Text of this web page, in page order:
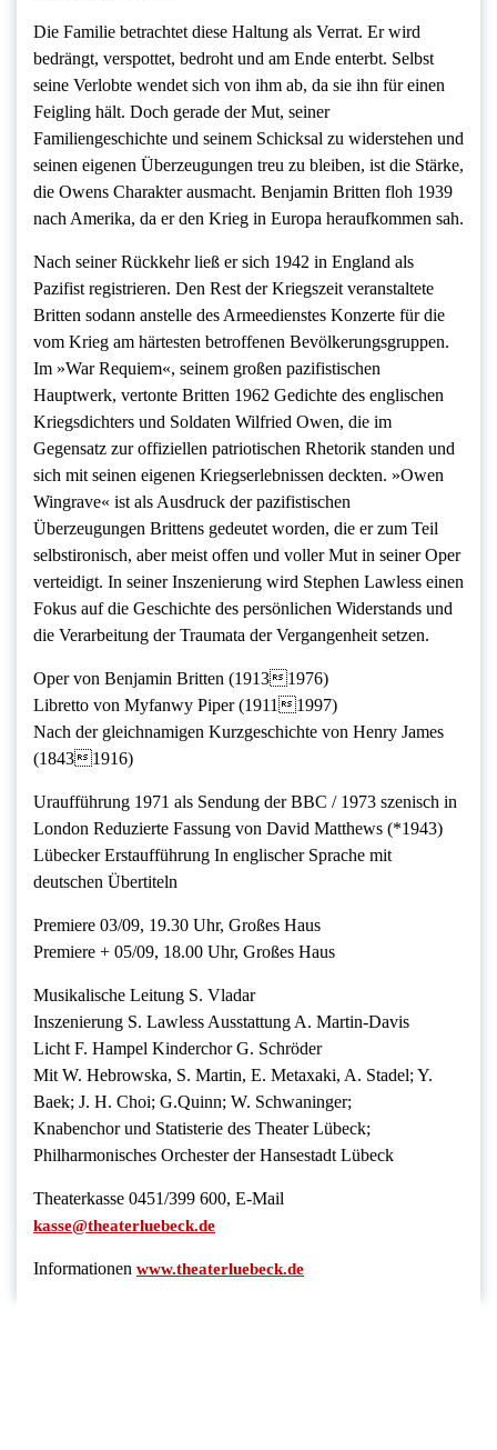
Die Familie betrachtet diese Haltung als Verrat. Er wird
bedrängt, verspottet, bedroht und am Ende enterbt. Selbst
seine Verlobte wendet sich von ihm ab, da sie ihn für einen
Feigling hält. Doch gerade der Mut, seiner
Familiengeschichte und seinem Schicksal zu widerstehen und
seinen eigenen Überzeugungen treu zu bleiben, ist die Stärke,
die Owens Charakter ausmacht. Benjamin Britten floh 1939
nach Amerika, da er den Krieg in Europa heraufkommen sah.
Nach seiner Rückkehr ließ er sich 1942 in England als
Pazifist registrieren. Den Rest der Kriegszeit veranstaltete
Britten sodann anstelle des Armeedienstes Konzerte für die
vom Krieg am härtesten betroffenen Bevölkerungsgruppen.
Im »War Requiem«, seinem großen pazifistischen
Hauptwerk, vertonte Britten 1962 Gedichte des englischen
Kriegsdichters und Soldaten Wilfried Owen, die im
Gegensatz zur offiziellen patriotischen Rhetorik standen und
sich mit seinen eigenen Kriegserlebnissen deckten. »Owen
Wingrave« ist als Ausdruck der pazifistischen
Überzeugungen Brittens gedeutet worden, die er zum Teil
selbstironisch, aber meist offen und voller Mut in seiner Oper
verteidigt. In seiner Inszenierung wird Stephen Lawless einen
Fokus auf die Geschichte des persönlichen Widerstands und
die Verarbeitung der Traumata der Vergangenheit setzen.
Oper von Benjamin Britten (19131976)
Libretto von Myfanwy Piper (19111997)
Nach der gleichnamigen Kurzgeschichte von Henry James
(18431916)
Uraufführung 1971 als Sendung der BBC / 1973 szenisch in
London Reduzierte Fassung von David Matthews (*1943)
Lübecker Erstaufführung In englischer Sprache mit
deutschen Übertiteln
Premiere 03/09, 19.30 Uhr, Großes Haus
Premiere + 05/09, 18.00 Uhr, Großes Haus
Musikalische Leitung S. Vladar
Inszenierung S. Lawless Ausstattung A. Martin-Davis
Licht F. Hampel Kinderchor G. Schröder
Mit W. Hebrowska, S. Martin, E. Metaxaki, A. Stadel; Y.
Baek; J. H. Choi; G.Quinn; W. Schwaninger;
Knabenchor und Statisterie des Theater Lübeck;
Philharmonisches Orchester der Hansestadt Lübeck
Theaterkasse 0451/399 600, E-Mail
kasse@theaterluebeck.de
Informationen www.theaterluebeck.de